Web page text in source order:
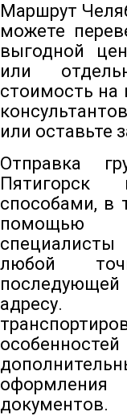
Маршрут
можете
выгодной
или
стоимость на
или оставьте
Отправка
Пятигорск
способами, в
помощью
специалисты
любой
адресу.
документов.